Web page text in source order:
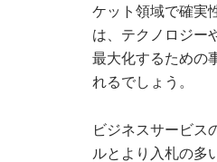
ケット領域で確実
は、テクノロジー
最大化するための
れるでしょう。
ビジネスサービス
ルとより入札の多